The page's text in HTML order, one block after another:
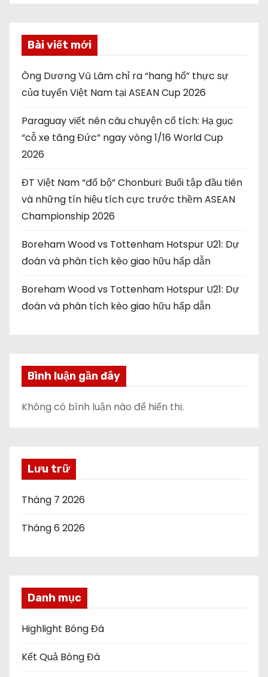
n
g
b
i
i
ế
t
Bài viết mới
Ông Dương Vũ Lâm chỉ ra “hang hổ” thực sự
của tuyển Việt Nam tại ASEAN Cup 2026
Paraguay viết nên câu chuyện cổ tích: Hạ gục
“cỗ xe tăng Đức” ngay vòng 1/16 World Cup
2026
ĐT Việt Nam “đổ bộ” Chonburi: Buổi tập đầu tiên
và những tín hiệu tích cực trước thềm ASEAN
Championship 2026
Boreham Wood vs Tottenham Hotspur U21: Dự
đoán và phân tích kèo giao hữu hấp dẫn
Boreham Wood vs Tottenham Hotspur U21: Dự
đoán và phân tích kèo giao hữu hấp dẫn
Bình luận gần đây
Không có bình luận nào để hiển thị.
Lưu trữ
Tháng 7 2026
Tháng 6 2026
Danh mục
Highlight Bóng Đá
Kết Quả Bóng Đá